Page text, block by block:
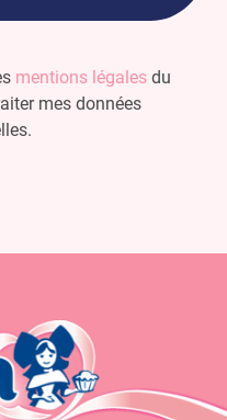
mentions légalesdu
mes données